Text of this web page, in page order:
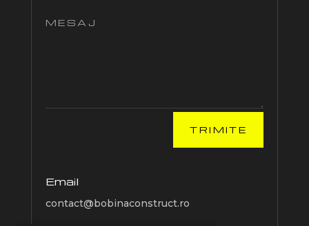
TRIMITE
Email
contact@bobinaconstruct.ro